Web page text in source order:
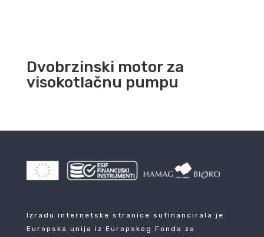
Dvobrzinski motor za
visokotlačnu pumpu
Izradu internetske stranice sufinancirala je
Europska unija iz Europskog Fonda za